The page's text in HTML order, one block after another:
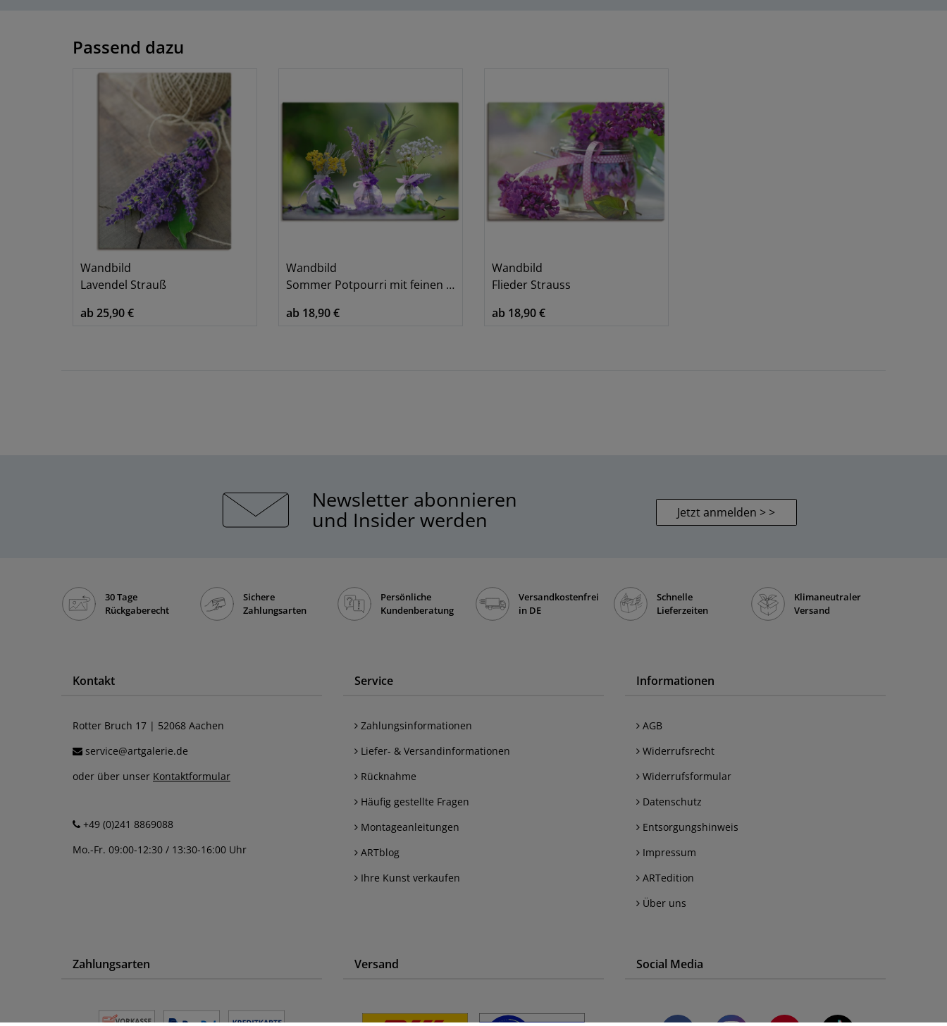
Passend dazu
Wandbild
Lavendel Strauß
ab 25,90 €
Wandbild
Sommer Potpourri mit feinen Kräutern
ab 18,90 €
Wandbild
Flieder Strauss
ab 18,90 €
Newsletter abonnieren
und Insider werden Jetzt anmelden > >
30 Tage
Rückgaberecht
Sichere
Zahlungsarten
Persönliche
Kundenberatung
Versandkostenfrei
in DE
Schnelle
Lieferzeiten
Klimaneutraler
Versand
Kontakt
Rotter Bruch 17 | 52068 Aachen
service@artgalerie.de
oder über unser Kontaktformular
+49 (0)241 8869088
Mo.-Fr. 09:00-12:30 / 13:30-16:00 Uhr
Service
Zahlungsinformationen
Liefer- & Versandinformationen
Rücknahme
Häufig gestellte Fragen
Montageanleitungen
ARTblog
Ihre Kunst verkaufen
Informationen
AGB
Widerrufsrecht
Widerrufsformular
Datenschutz
Entsorgungshinweis
Impressum
ARTedition
Über uns
Zahlungsarten Versand Social Media